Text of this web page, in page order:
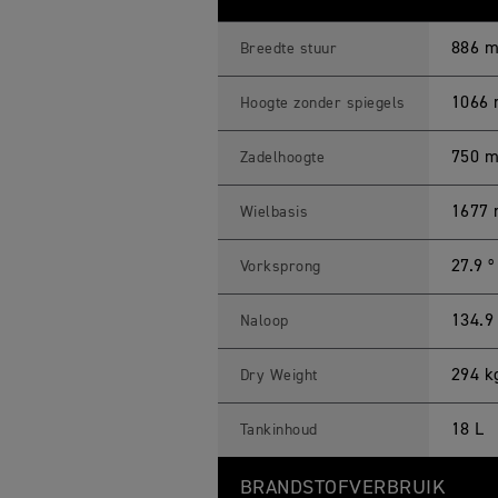
Breedte stuur 886
Hoogte zonder spiegels 1066
Zadelhoogte 750
Wielbasis 1677
Vorksprong 27.9 º
Naloop
Dry Weight 294
Tankinhoud 18 L
BRANDSTOFVERBRUIK